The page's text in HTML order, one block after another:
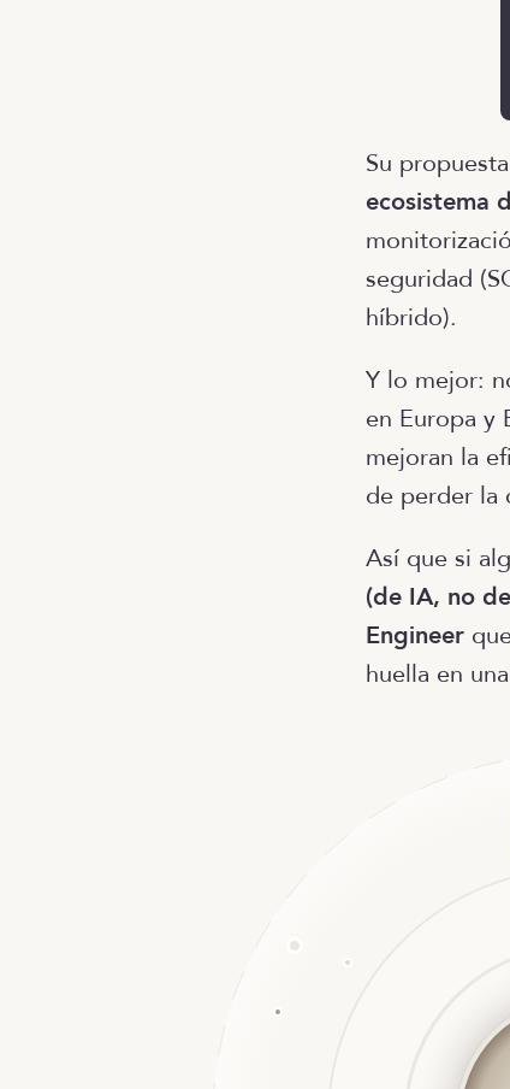
Su
ecosistema
seguridad
híbrido).
Y lo mejor:
en Europa y
mejoran la
de perder la
Así que si
(de IA, no
Engineer
huella en